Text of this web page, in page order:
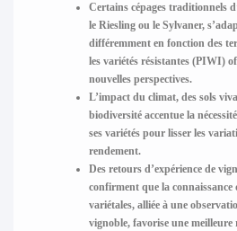
Certains cépages traditionnels
le Riesling ou le Sylvaner,
différemment en fonction des
les variétés résistantes (PIWI)
nouvelles perspectives.
L’impact du climat, des sols
biodiversité accentue la
ses variétés pour lisser les
rendement.
Des retours d’expérience de
confirment que la connaissance
variétales, alliée à une
vignoble, favorise une meilleure